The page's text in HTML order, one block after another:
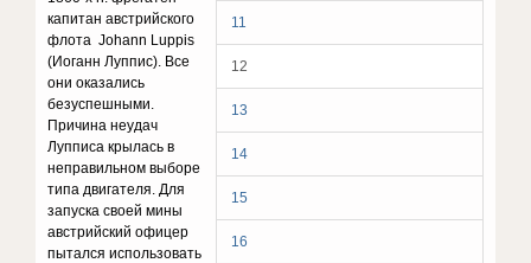
11
12
13
14
15
16
капитан австрийского
флота Johann Luppis
(Иоганн Луппис). Все
они оказались
безуспешными.
Причина неудач
Лупписа крылась в
неправильном выборе
типа двигателя. Для
запуска своей мины
австрийский офицер
пытался использовать